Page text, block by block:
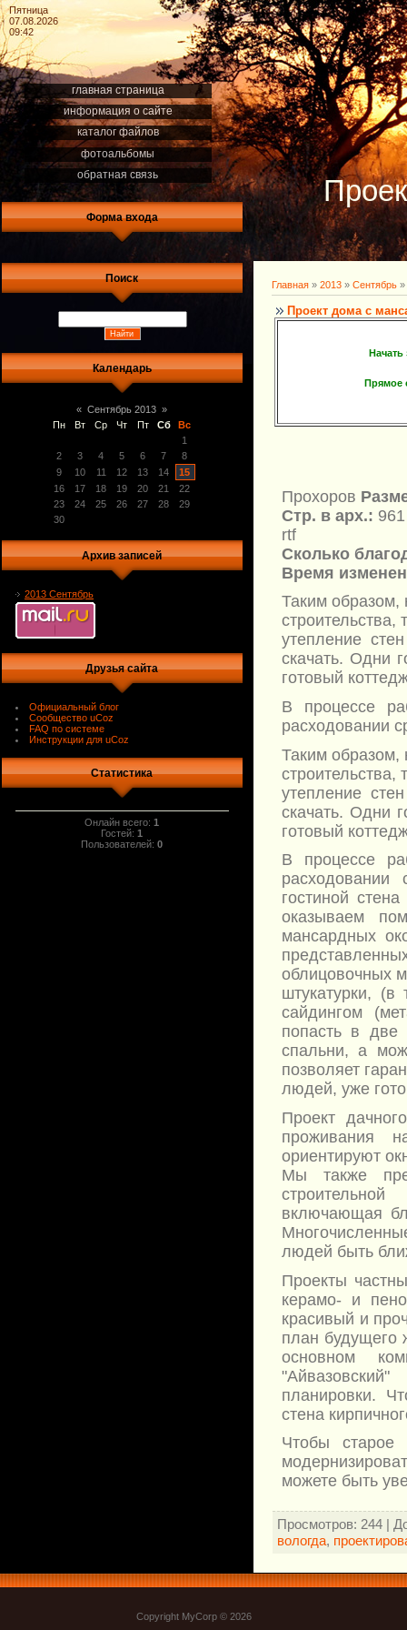
Пятница
07.08.2026
09:42
главная страница
информация о сайте
каталог файлов
фотоальбомы
обратная связь
Форма входа
Поиск
Календарь
« Сентябрь 2013 »
Пн
Вт Ср Чт Пт Сб
Вс
1
2
3 4 5 6 7
8
9
10 11 12 13 14
15
16
17 18 19 20 21
22
23
24 25 26 27 28
29
30
Архив записей
2013 Сентябрь
Друзья сайта
Официальный блог
Сообщество uCoz
FAQ по системе
Инструкции для uCoz
Статистика
Онлайн всего:1
Гостей:1
Пользователей:0
Главная » 2013 » Сентябрь »
Проект дома с
Прямое
Прохоров
Стр. в арх.:
rtf
Сколько
Время
Таким образом,
строительства,
утепление
скачать. Одни
готовый
В процессе
расходовании
Таким образом,
строительства,
утепление
скачать. Одни
готовый
В процессе
гостиной
оказываем
мансардных
облицовочных
штукатурки,
сайдингом
попасть в две
спальни, а
позволяет
людей, уже
Проект
проживания
ориентируют
Мы также
включающая
людей быть
Проекты
керамо- и
красивый и
план будущего
основном
планировки.
стена
Чтобы старое
можете быть
Просмотров: 244 |
вологда,
Copyright MyCorp © 2026